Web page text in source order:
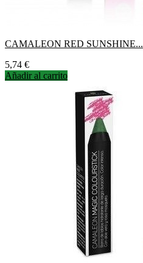
CAMALEON RED SUNSHINE...
Precio
5,74 €
Añadir al carrito